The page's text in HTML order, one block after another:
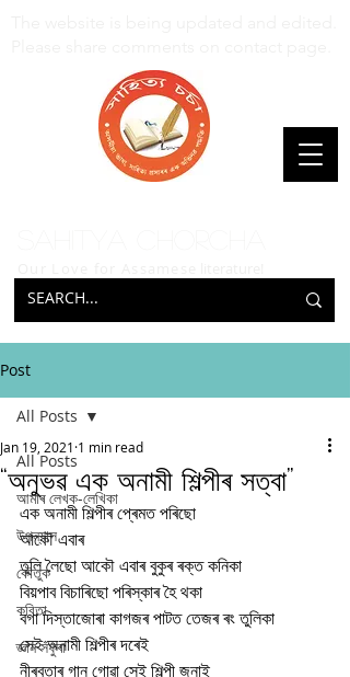
Post
All Posts
আমাৰ লেখক-লেখিকা
উপন্যাস
কৌতুক
কবিতা
জ্ঞান সঁফুৰা
All Posts
“অনুভৱ এক অনামী শিল্পীৰ সত্বা”
Jan 19, 2021 1 min read
এক অনামী শিল্পীৰ প্ৰেমত পৰিছো
আকৌ এবাৰ
তুলি লৈছো আকৌ এবাৰ বুকুৰ ৰক্ত কনিকা
বিয়পাব বিচাৰিছো পৰিস্কাৰ হৈ থকা
বগা দিস্তাজোৰা কাগজৰ পাটত তেজৰ ৰং তুলিকা
সেই অনামী শিল্পীৰ দৰেই
নীৰবতাৰ গান গোৱা সেই শিল্পী জনাই